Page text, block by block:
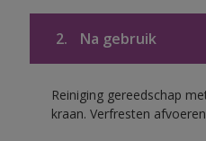
2. Na gebruik
Reiniging gereedschap
kraan. Verfresten